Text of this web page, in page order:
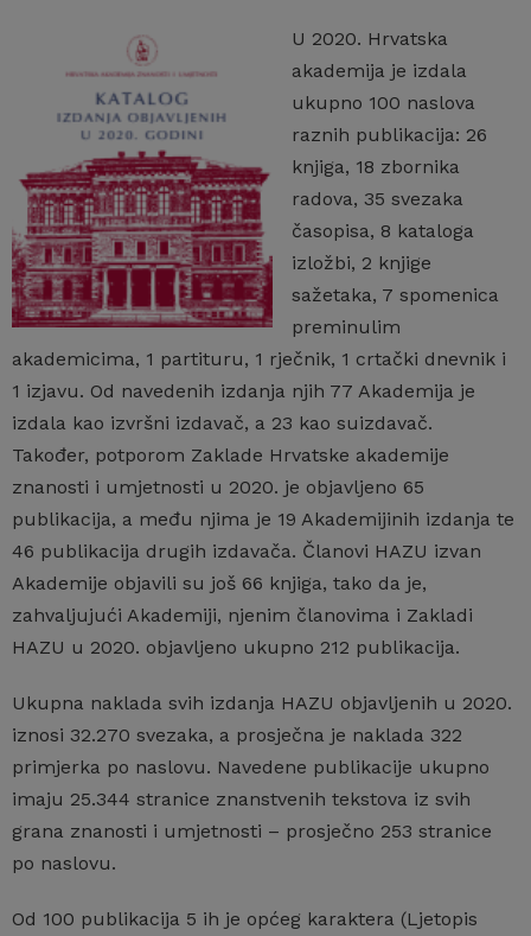
U 2020. Hrvatska
akademija je izdala
ukupno 100 naslova
raznih publikacija: 26
knjiga, 18 zbornika
radova, 35 svezaka
časopisa, 8 kataloga
izložbi, 2 knjige
sažetaka, 7 spomenica
preminulim
akademicima, 1 partituru, 1 rječnik, 1 crtački dnevnik i
1 izjavu. Od navedenih izdanja njih 77 Akademija je
izdala kao izvršni izdavač, a 23 kao suizdavač.
Također, potporom Zaklade Hrvatske akademije
znanosti i umjetnosti u 2020. je objavljeno 65
publikacija, a među njima je 19 Akademijinih izdanja te
46 publikacija drugih izdavača. Članovi HAZU izvan
Akademije objavili su još 66 knjiga, tako da je,
zahvaljujući Akademiji, njenim članovima i Zakladi
HAZU u 2020. objavljeno ukupno 212 publikacija.
Ukupna naklada svih izdanja HAZU objavljenih u 2020.
iznosi 32.270 svezaka, a prosječna je naklada 322
primjerka po naslovu. Navedene publikacije ukupno
imaju 25.344 stranice znanstvenih tekstova iz svih
grana znanosti i umjetnosti – prosječno 253 stranice
po naslovu.
Od 100 publikacija 5 ih je općeg karaktera (Ljetopis